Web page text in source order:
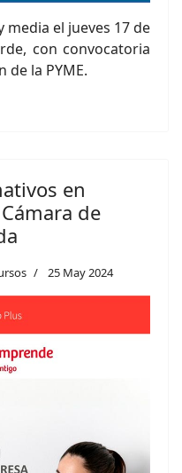
el jueves 17 de
con convocatoria
la PYME.
en
de
25 May 2024